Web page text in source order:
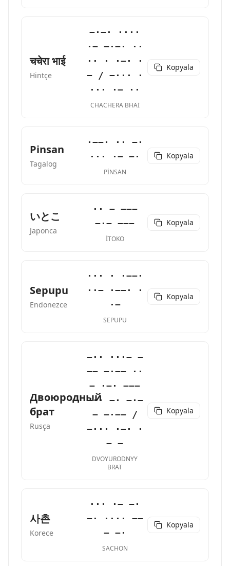
चचेरा भाई
Hintçe
−·−· ····
·− −·−· ··
·· · ·−· ·
− / −··· ·
··· ·− ··
CHACHERA BHAI
Kopyala
Pinsan
Tagalog
·−−· ·· −·
··· ·− −·
PINSAN
Kopyala
いとこ
Japonca
·· − −−−
−·− −−−
ITOKO
Kopyala
Sepupu
Endonezce
··· · ·−−·
··− ·−−· ·
·−
SEPUPU
Kopyala
Двоюродный
брат
Rusça
−·· ···− −
−− −·−− ··
− ·−· −−−
−·· −· −·−
− −·−− /
−··· ·−· ·
− −
DVOYURODNYY
BRAT
Kopyala
사촌
Korece
··· ·− −·
−· ···· −−
− −·
SACHON
Kopyala